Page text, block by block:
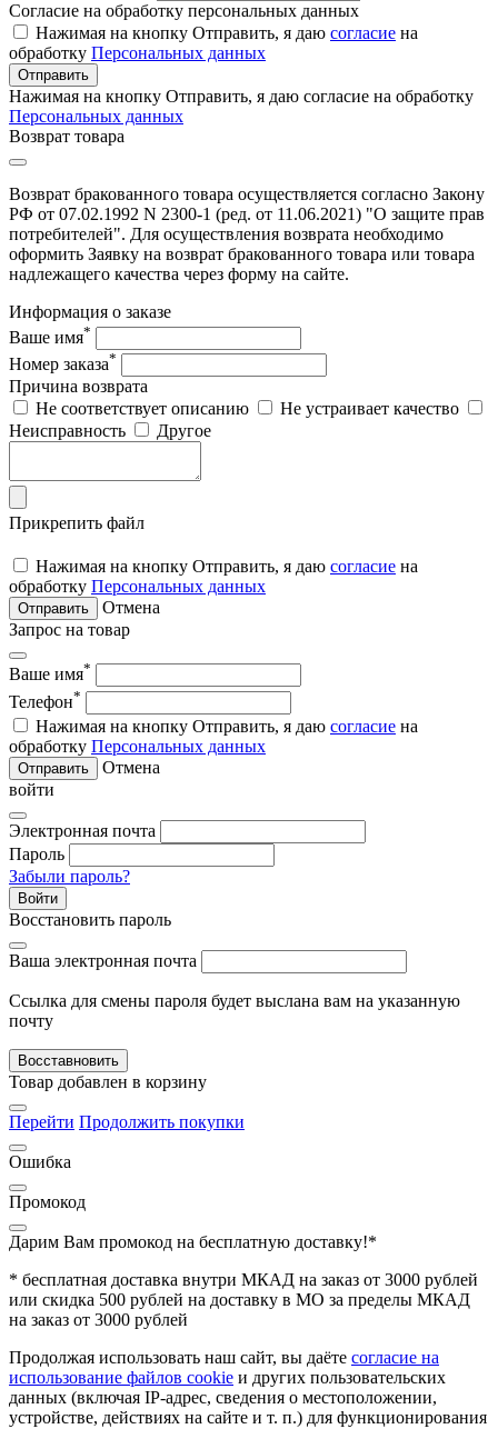
Согласие на обработку персональных данных
Нажимая на кнопку Отправить, я даю согласие на
обработку Персональных данных
Отправить
Нажимая на кнопку Отправить, я даю согласие на обработку
Персональных данных
Возврат товара
Возврат бракованного товара осуществляется согласно Закону
РФ от 07.02.1992 N 2300-1 (ред. от 11.06.2021) "О защите прав
потребителей". Для осуществления возврата необходимо
оформить Заявку на возврат бракованного товара или товара
надлежащего качества через форму на сайте.
Информация о заказе
Ваше имя*
Номер заказа*
Причина возврата
Не соответствует описанию
Не устраивает качество
Неисправность
Другое
Прикрепить файл
Нажимая на кнопку Отправить, я даю согласие на
обработку Персональных данных
Отправить
Отмена
Запрос на товар
Ваше имя*
Телефон*
Нажимая на кнопку Отправить, я даю согласие на
обработку Персональных данных
Отправить
Отмена
войти
Электронная почта
Пароль
Забыли пароль?
Войти
Восстановить пароль
Ваша электронная почта
Ссылка для смены пароля будет выслана вам на указанную
почту
Восставновить
Товар добавлен в корзину
Перейти Продолжить покупки
Ошибка
Промокод
Дарим Вам промокод на бесплатную доставку!*
* бесплатная доставка внутри МКАД на заказ от 3000 рублей
или скидка 500 рублей на доставку в МО за пределы МКАД
на заказ от 3000 рублей
Продолжая использовать наш сайт, вы даёте согласие на
использование файлов cookie и других пользовательских
данных (включая IP-адрес, сведения о местоположении,
устройстве, действиях на сайте и т. п.) для функционирования